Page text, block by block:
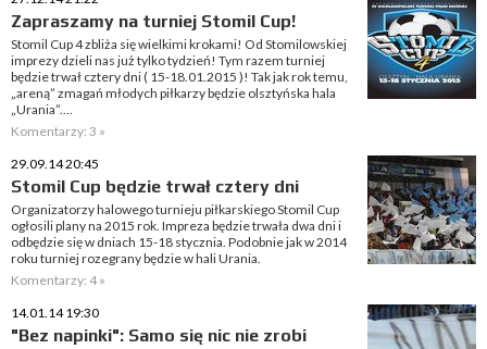
Zapraszamy na turniej Stomil Cup!
Stomil Cup 4 zbliża się wielkimi krokami! Od Stomilowskiej
imprezy dzieli nas już tylko tydzień! Tym razem turniej
będzie trwał cztery dni ( 15-18.01.2015 )! Tak jak rok temu,
„areną” zmagań młodych piłkarzy będzie olsztyńska hala
„Urania”....
Komentarzy: 3 »
29.09.14 20:45
Stomil Cup będzie trwał cztery dni
Organizatorzy halowego turnieju piłkarskiego Stomil Cup
ogłosili plany na 2015 rok. Impreza będzie trwała dwa dni i
odbędzie się w dniach 15-18 stycznia. Podobnie jak w 2014
roku turniej rozegrany będzie w hali Urania.
Komentarzy: 4 »
14.01.14 19:30
"Bez napinki": Samo się nic nie zrobi